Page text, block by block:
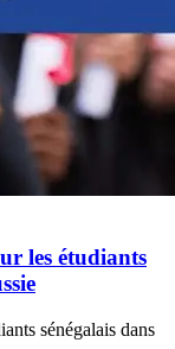
les étudiants
sénégalais dans